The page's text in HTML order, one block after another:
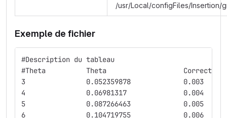
/usr/Local/configFiles/Insertion/
Exemple de fichier
#Description du tableau